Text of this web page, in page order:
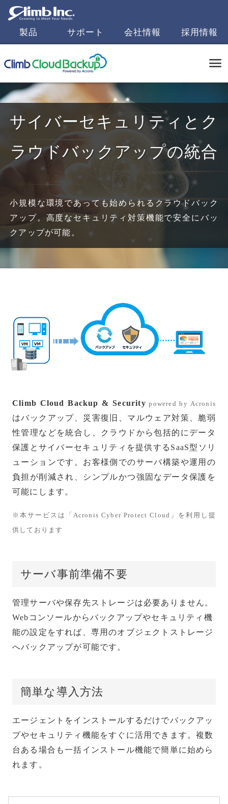
製品 サポート 会社情報 採用情報
サイバーセキュリティと ク
ラウドバックアップの統合
小規模な環境であっても始められるクラウドバック
アップ。高度なセキュリティ対策機能で安全にバッ
クアップが可能。
Climb Cloud Backup & Security powered by Acronis
はバックアップ、災害復旧、マルウェア対策、脆弱
性管理などを統合し、クラウドから包括的にデータ
保護とサイバーセキュリティを提供するSaaS型ソリ
ューションです。お客様側でのサーバ構築や運用の
負担が削減され、シンプルかつ強固なデータ保護を
可能にします。
※本サービスは「Acronis Cyber Protect Cloud」を利用し提
供しております
サーバ事前準備不要
管理サーバや保存先ストレージは必要ありません。
Webコンソールからバックアップやセキュリティ機
能の設定をすれば、専用のオブジェクトストレージ
へバックアップが可能です。
簡単な導入方法
エージェントをインストールするだけでバックアッ
プやセキュリティ機能をすぐに活用できます。複数
台ある場合も一括インストール機能で簡単に始めら
れます。